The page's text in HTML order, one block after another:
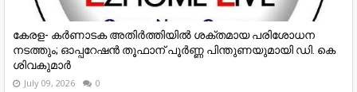
കേരള- കർണാടക അതിർത്തിയിൽ ശക്തമായ പരിശോധന
നടത്തും; ഓപ്പറേഷൻ തൂഫാന് പൂർണ്ണ പിന്തുണയുമായി ഡി. കെ
ശിവകുമാർ
July 09, 2026 0